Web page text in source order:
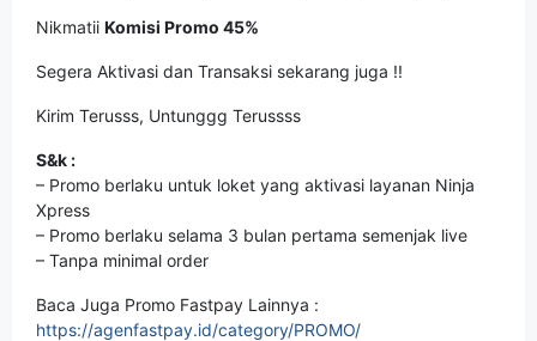
Nikmatii Komisi Promo 45%
Segera Aktivasi dan Transaksi sekarang juga !!
Kirim Terusss, Untunggg Terussss
S&k :
– Promo berlaku untuk loket yang aktivasi layanan Ninja
Xpress
– Promo berlaku selama 3 bulan pertama semenjak live
– Tanpa minimal order
Baca Juga Promo Fastpay Lainnya :
https://agenfastpay.id/category/PROMO/